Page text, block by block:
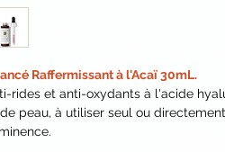
Raffermissant à l'Acaï 30mL.
rides et anti-oxydants à l'acide
peau, à utiliser seul ou